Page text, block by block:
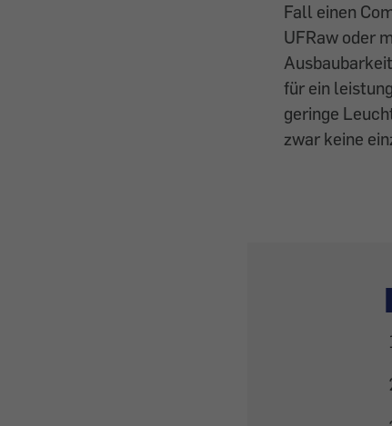
Fall einen
UFRaw oder
für ein
geringe
zwar keine